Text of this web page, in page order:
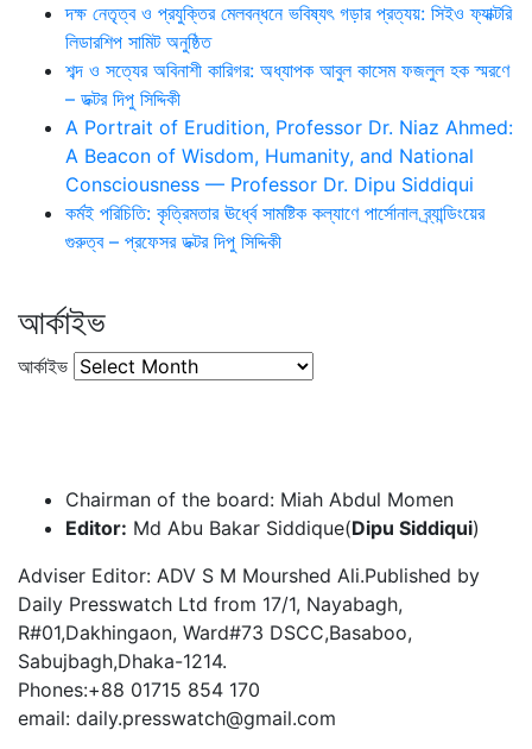
দক্ষ নেতৃত্ব ও প্রযুক্তির মেলবন্ধনে ভবিষ্যৎ গড়ার প্রত্যয়: সিইও ফ্যাক্টরি
লিডারশিপ সামিট অনুষ্ঠিত
শব্দ ও সত্যের অবিনাশী কারিগর: অধ্যাপক আবুল কাসেম ফজলুল হক স্মরণে
– ডক্টর দিপু সিদ্দিকী
A Portrait of Erudition, Professor Dr. Niaz Ahmed:
A Beacon of Wisdom, Humanity, and National
Consciousness — Professor Dr. Dipu Siddiqui
কর্মই পরিচিতি: কৃত্রিমতার ঊর্ধ্বে সামষ্টিক কল্যাণে পার্সোনাল ব্র্যান্ডিংয়ের
গুরুত্ব – প্রফেসর ডক্টর দিপু সিদ্দিকী
আর্কাইভ
আর্কাইভ
Chairman of the board: Miah Abdul Momen
Editor: Md Abu Bakar Siddique(Dipu Siddiqui)
Adviser Editor: ADV S M Mourshed Ali.Published by
Daily Presswatch Ltd from 17/1, Nayabagh,
R#01,Dakhingaon, Ward#73 DSCC,Basaboo,
Sabujbagh,Dhaka-1214.
Phones:+88 01715 854 170
email: daily.presswatch@gmail.com